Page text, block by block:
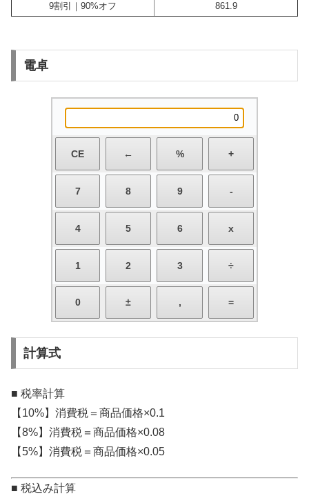
9割引｜90%オフ
861.9
電卓
計算式
■ 税率計算
【10%】消費税＝商品価格×0.1
【8%】消費税＝商品価格×0.08
【5%】消費税＝商品価格×0.05
■ 税込み計算